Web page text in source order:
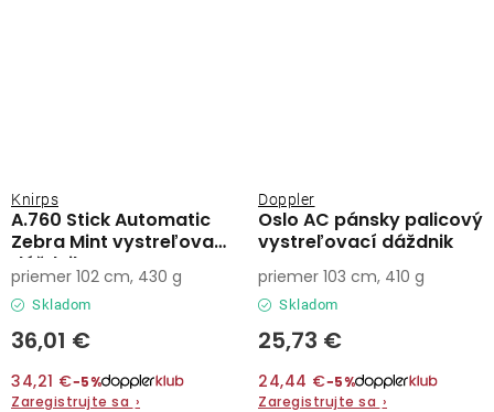
A.760 Stick Automatic
Zebra Mint vystreľovací
dáždnik
Knirps
Skladom
36,01 €
34,21 €−5%
Zaregistrujte sa ›
priemer 102 cm, 430 g
Oslo AC pánsky palicový
vystreľovací dáždnik
Doppler
Skladom
25,73 €
24,44 €−5%
Zaregistrujte sa ›
priemer 103 cm, 410 g